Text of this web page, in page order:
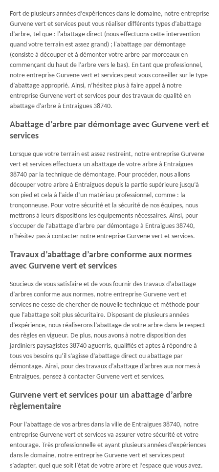
Fort de plusieurs années d’expériences dans le domaine, notre entreprise
Gurvene vert et services peut vous réaliser différents types d’abattage
d’arbre, tel que : l'abattage direct (nous effectuons cette intervention
quand votre terrain est assez grand) ; l'abattage par démontage
(consiste à découper et à démonter votre arbre par morceaux en
commençant du haut de l’arbre vers le bas). En tant que professionnel,
notre entreprise Gurvene vert et services peut vous conseiller sur le type
d’abattage approprié. Ainsi, n’hésitez plus à faire appel à notre
entreprise Gurvene vert et services pour des travaux de qualité en
abattage d’arbre à Entraigues 38740.
Abattage d’arbre par démontage avec Gurvene vert et
services
Lorsque que votre terrain est assez restreint, notre entreprise Gurvene
vert et services effectuera un abattage de votre arbre à Entraigues
38740 par la technique de démontage. Pour procéder, nous allons
découper votre arbre à Entraigues depuis la partie supérieure jusqu’à
son pied et cela à l’aide d’un matériau professionnel, comme : la
tronçonneuse. Pour votre sécurité et la sécurité de nos équipes, nous
mettrons à leurs dispositions les équipements nécessaires. Ainsi, pour
s’occuper de l’abattage d’arbre par démontage à Entraigues 38740,
n’hésitez pas à contacter notre entreprise Gurvene vert et services.
Travaux d’abattage d’arbre conforme aux normes
avec Gurvene vert et services
Soucieux de vous satisfaire et de vous fournir des travaux d’abattage
d’arbres conforme aux normes, notre entreprise Gurvene vert et
services ne cesse de chercher de nouvelle technique et méthode pour
que l’abattage soit plus sécuritaire. Disposant de plusieurs années
d’expérience, nous réaliserons l’abattage de votre arbre dans le respect
des règles en vigueur. De plus, nous avons à notre disposition des
jardiniers paysagistes 38740 aguerris, qualifiés et aptes à répondre à
tous vos besoins qu’il s’agisse d’abattage direct ou abattage par
démontage. Ainsi, pour des travaux d’abattage d’arbres aux normes à
Entraigues, pensez à contacter Gurvene vert et services.
Gurvene vert et services pour un abattage d’arbre
règlementaire
Pour l’abattage de vos arbres dans la ville de Entraigues 38740, notre
entreprise Gurvene vert et services va assurer votre sécurité et votre
entourage. Très professionnelle et ayant plusieurs années d’expériences
dans le domaine, notre entreprise Gurvene vert et services peut
s’adapter, quel que soit l’état de votre arbre et l’espace que vous avez.